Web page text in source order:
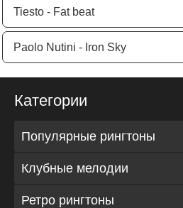
Tiesto - Fat beat
Paolo Nutini - Iron Sky
Категории
Популярные рингтоны
Клубные мелодии
Ретро рингтоны